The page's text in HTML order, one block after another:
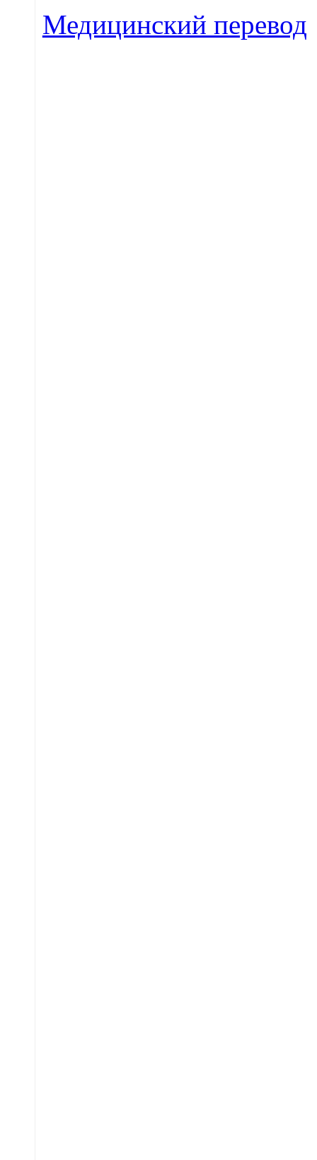
Медицинский перевод